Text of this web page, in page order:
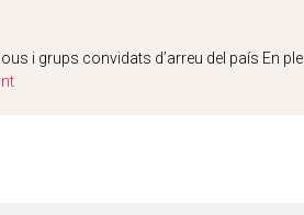
i grups convidats d’arreu del país En ple